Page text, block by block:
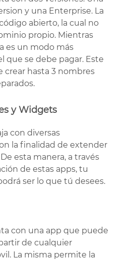
y una Enterprise. La
abierto, la cual no
propio. Mientras
es un modo más
que se debe pagar. Este
hasta 3 nombres
y Widgets
con diversas
la finalidad de extender
esta manera, a través
de estas apps, tu
ser lo que tú desees.
con una app que puede
de cualquier
La misma permite la